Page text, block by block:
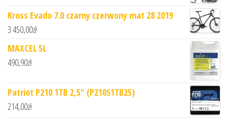
Kross Evado 7.0 czarny czerwony mat 28 2019
3 450,00zł
MAXCEL 5L
490,90zł
Patriot P210 1TB 2,5" (P210S1TB25)
214,00zł